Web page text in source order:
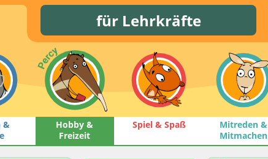
für Lehrkräfte
&
Hobby &
Freizeit
Spiel & Spaß
Mitreden &
Mitmachen